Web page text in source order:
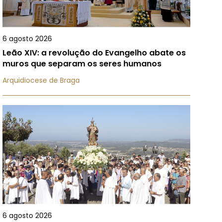
6 agosto 2026
Leão XIV: a revolução do Evangelho abate os
muros que separam os seres humanos
Arquidiocese de Braga
6 agosto 2026